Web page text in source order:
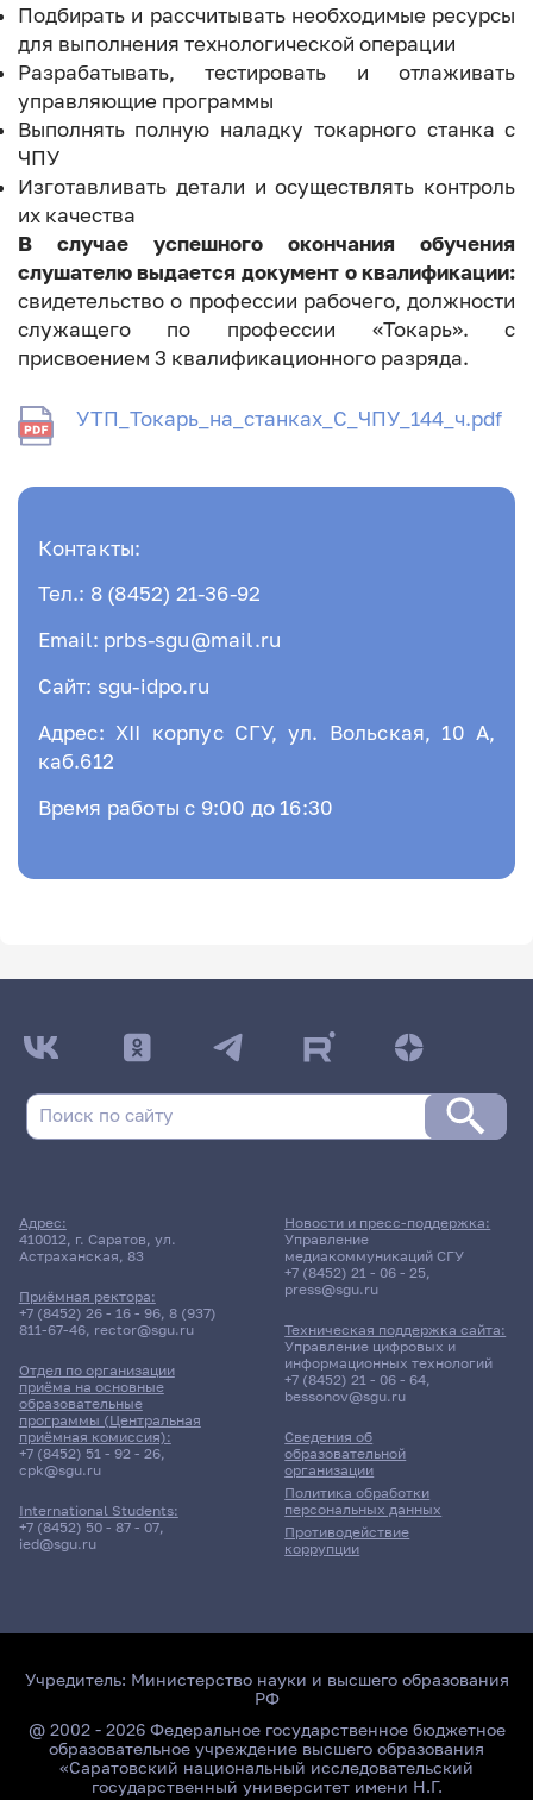
Подбирать и рассчитывать необходимые ресурсы
для выполнения технологической операции
Разрабатывать, тестировать и отлаживать
управляющие программы
Выполнять полную наладку токарного станка с
ЧПУ
Изготавливать детали и осуществлять контроль
их качества
В случае успешного окончания обучения
слушателю выдается документ о квалификации:
свидетельство о профессии рабочего, должности
служащего по профессии «Токарь». с
присвоением 3 квалификационного разряда.
УТП_Токарь_на_станках_С_ЧПУ_144_ч.pdf
Контакты:
Тел.: 8 (8452) 21-36-92
Email: prbs-sgu@mail.ru
Сайт: sgu-idpo.ru
Адрес: XII корпус СГУ, ул. Вольская, 10 А,
каб.612
Время работы с 9:00 до 16:30
Адрес:
410012, г. Саратов, ул.
Астраханская, 83
Приёмная ректора:
+7 (8452) 26 - 16 - 96, 8 (937)
811-67-46, rector@sgu.ru
Отдел по организации
приёма на основные
образовательные
программы (Центральная
приёмная комиссия):
+7 (8452) 51 - 92 - 26,
cpk@sgu.ru
International Students:
+7 (8452) 50 - 87 - 07,
ied@sgu.ru
Сведения об
образовательной
организации
Политика обработки
персональных данных
Противодействие
коррупции
Новости и пресс-поддержка:
Управление
медиакоммуникаций СГУ
+7 (8452) 21 - 06 - 25,
press@sgu.ru
Техническая поддержка сайта:
Управление цифровых и
информационных технологий
+7 (8452) 21 - 06 - 64,
bessonov@sgu.ru
Учредитель: Министерство науки и высшего образования
РФ
@ 2002 - 2026 Федеральное государственное бюджетное
образовательное учреждение высшего образования
«Саратовский национальный исследовательский
государственный университет имени Н.Г.